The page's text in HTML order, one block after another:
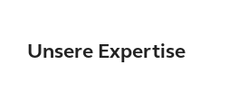
Unsere Expertise